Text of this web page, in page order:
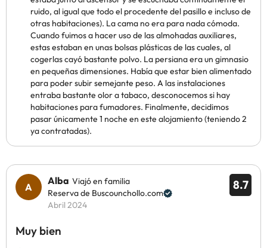
ruido, al igual que todo el procedente del pasillo e incluso de
otras habitaciones). La cama no era para nada cómoda.
Cuando fuimos a hacer uso de las almohadas auxiliares,
estas estaban en unas bolsas plásticas de las cuales, al
cogerlas cayó bastante polvo. La persiana era un gimnasio
en pequeñas dimensiones. Había que estar bien alimentado
para poder subir semejante peso. A las instalaciones
entraba bastante olor a tabaco, desconocemos si hay
habitaciones para fumadores. Finalmente, decidimos
pasar únicamente 1 noche en este alojamiento (teniendo 2
ya contratadas).
8.7
Alba Viajó en familia
Reserva de Buscounchollo.com
Abril 2024
Muy bien